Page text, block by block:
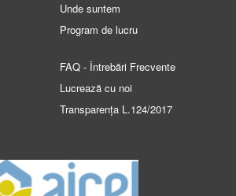
Unde suntem
Program de lucru
FAQ - Întrebări Frecvente
Lucrează cu noi
Transparența L.124/2017